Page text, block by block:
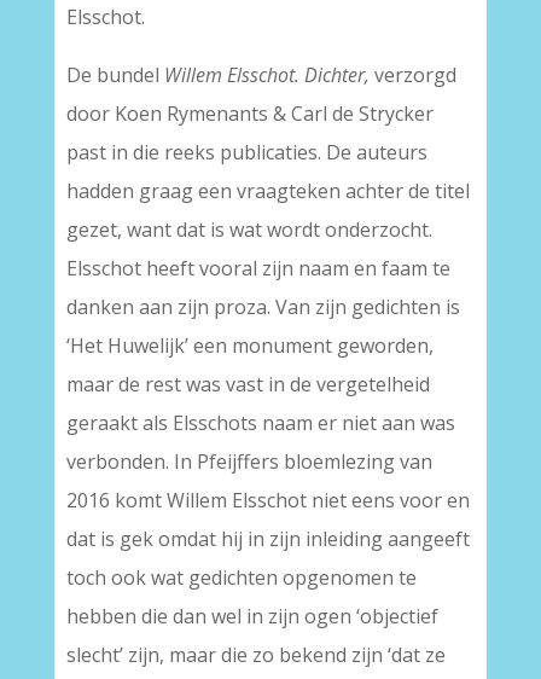
Elsschot.
De bundel Willem Elsschot. Dichter, verzorgd
door Koen Rymenants & Carl de Strycker
past in die reeks publicaties. De auteurs
hadden graag een vraagteken achter de titel
gezet, want dat is wat wordt onderzocht.
Elsschot heeft vooral zijn naam en faam te
danken aan zijn proza. Van zijn gedichten is
‘Het Huwelijk’ een monument geworden,
maar de rest was vast in de vergetelheid
geraakt als Elsschots naam er niet aan was
verbonden. In Pfeijffers bloemlezing van
2016 komt Willem Elsschot niet eens voor en
dat is gek omdat hij in zijn inleiding aangeeft
toch ook wat gedichten opgenomen te
hebben die dan wel in zijn ogen ‘objectief
slecht’ zijn, maar die zo bekend zijn ‘dat ze